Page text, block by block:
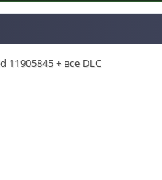
11905845 + все DLC